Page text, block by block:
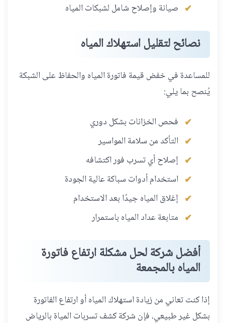
صيانة وإصلاح شامل لشبكات المياه
نصائح لتقليل استهلاك المياه
للمساعدة في خفض قيمة فاتورة المياه والحفاظ على الشبكة
يُنصح بما يلي:
فحص الخزانات بشكل دوري
التأكد من سلامة المواسير
إصلاح أي تسرب فور اكتشافه
استخدام أدوات سباكة عالية الجودة
إغلاق المياه جيدًا بعد الاستخدام
متابعة عداد المياه باستمرار
أفضل شركة لحل مشكلة ارتفاع فاتورة
المياه بالمجمعة
إذا كنت تعاني من زيادة استهلاك المياه أو ارتفاع الفاتورة
بشكل غير طبيعي، فإن شركة كشف تسربات المياة بالرياض